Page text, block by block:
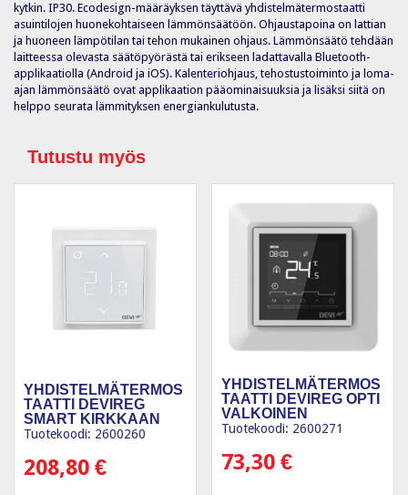
kytkin. IP30. Ecodesign-määräyksen täyttävä yhdistelmätermostaatti
asuintilojen huonekohtaiseen lämmönsäätöön. Ohjaustapoina on lattian
ja huoneen lämpötilan tai tehon mukainen ohjaus. Lämmönsäätö tehdään
laitteessa olevasta säätöpyörästä tai erikseen ladattavalla Bluetooth-
applikaatiolla (Android ja iOS). Kalenteriohjaus, tehostustoiminto ja loma-
ajan lämmönsäätö ovat applikaation pääominaisuuksia ja lisäksi siitä on
helppo seurata lämmityksen energiankulutusta.
Tutustu myös
YHDISTELMÄTERMOS
TAATTI DEVIREG
SMART KIRKKAAN
VALK.
Tuotekoodi: 2600260
208,80 €
YHDISTELMÄTERMOS
TAATTI DEVIREG OPTI
VALKOINEN
Tuotekoodi: 2600271
73,30€